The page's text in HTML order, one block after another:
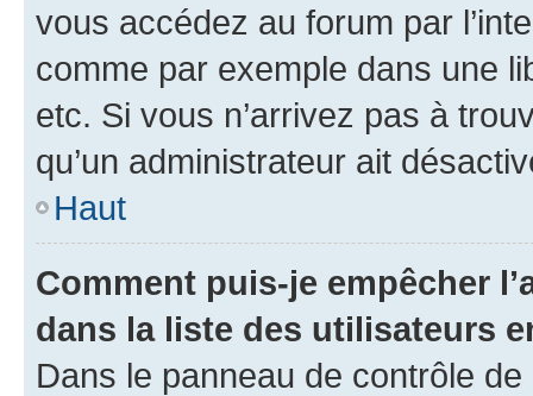
vous accédez au forum par
comme par exemple dans une
etc. Si vous n’arrivez pas à
qu’un administrateur ait
Haut
Comment puis-je empêcher
dans la liste des utilisateurs
Dans le panneau de contrôle